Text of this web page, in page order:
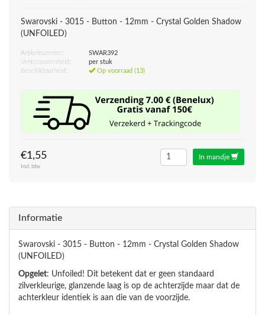
Swarovski - 3015 - Button - 12mm - Crystal Golden Shadow
(UNFOILED)
Artikelnummer:
SWAR392
Verkoopseenheid:
per stuk
Beschikbaarheid:
Op voorraad (13)
€1,55
Incl. btw
In mandje
Informatie
Swarovski - 3015 - Button - 12mm - Crystal Golden Shadow
(UNFOILED)
Opgelet: Unfoiled! Dit betekent dat er geen standaard
zilverkleurige, glanzende laag is op de achterzijde maar dat de
achterkleur identiek is aan die van de voorzijde.